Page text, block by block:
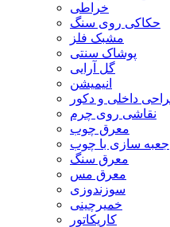
خراطی
حکاکی روی سنگ
مشبک فلز
پوشاک سنتی
گل آرایی
انیمیشن
داخلی و دکور
نقاشی روی چرم
معرق چوب
جعبه سازی با چوب
معرق سنگ
معرق مس
سوزندوزی
خمیرچینی
کاریکاتور